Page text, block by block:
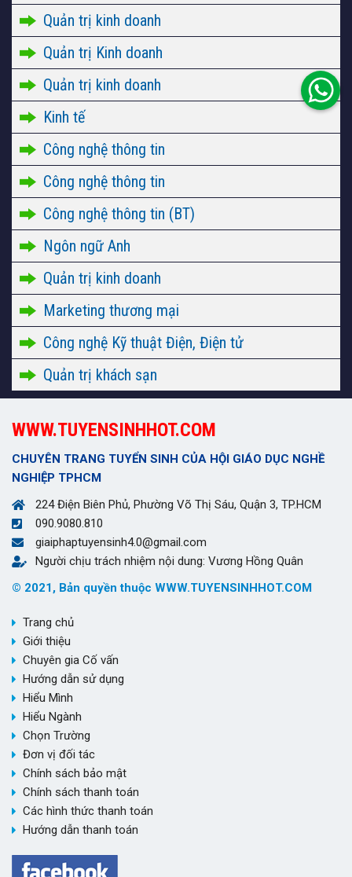
Quản trị kinh doanh
Quản trị Kinh doanh
Quản trị kinh doanh
Kinh tế
Công nghệ thông tin
Công nghệ thông tin
Công nghệ thông tin (BT)
Ngôn ngữ Anh
Quản trị kinh doanh
Marketing thương mại
Công nghệ Kỹ thuật Điện, Điện tử
Quản trị khách sạn
WWW.TUYENSINHHOT.COM
CHUYÊN TRANG TUYỂN SINH CỦA HỘI GIÁO DỤC NGHỀ
NGHIỆP TPHCM
224 Điện Biên Phủ, Phường Võ Thị Sáu, Quận 3, TP.HCM
090.9080.810
giaiphaptuyensinh4.0@gmail.com
Người chịu trách nhiệm nội dung: Vương Hồng Quân
© 2021, Bản quyền thuộc WWW.TUYENSINHHOT.COM
Trang chủ
Giới thiệu
Chuyên gia Cố vấn
Hướng dẫn sử dụng
Hiểu Mình
Hiểu Ngành
Chọn Trường
Đơn vị đối tác
Chính sách bảo mật
Chính sách thanh toán
Các hình thức thanh toán
Hướng dẫn thanh toán